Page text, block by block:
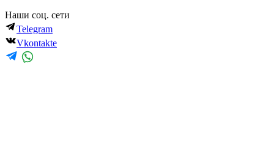
Наши соц. сети
Telegram
Vkontakte